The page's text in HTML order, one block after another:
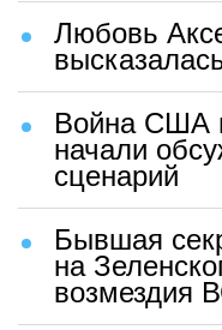
Любовь
Война США
начали
сценарий
Бывшая
на
возмездия